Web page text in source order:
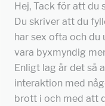
Hej, Tack för att du
Du skriver att du
har sex ofta och
vara byxmyndig
Enligt lag är det så
interaktion med
brott i och med att